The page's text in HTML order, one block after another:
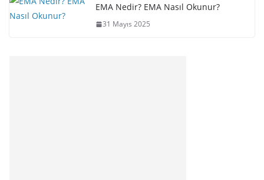
EMA Nedir? EMA Nasıl Okunur?
31 Mayıs 2025